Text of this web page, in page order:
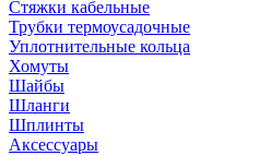
Стяжки кабельные
Трубки термоусадочные
Уплотнительные кольца
Хомуты
Шайбы
Шланги
Шплинты
Аксессуары